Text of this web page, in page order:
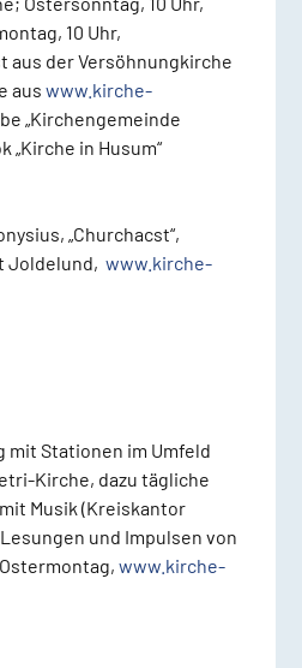
10 Uhr,
aus der Versöhnungkirche
aus www.kirche-
„Kirchengemeinde
„Kirche in Husum“
„Churchacst“,
Joldelund, www.kirche-
mit Stationen im Umfeld
Kirche, dazu tägliche
Musik (Kreiskantor
und Impulsen von
www.kirche-